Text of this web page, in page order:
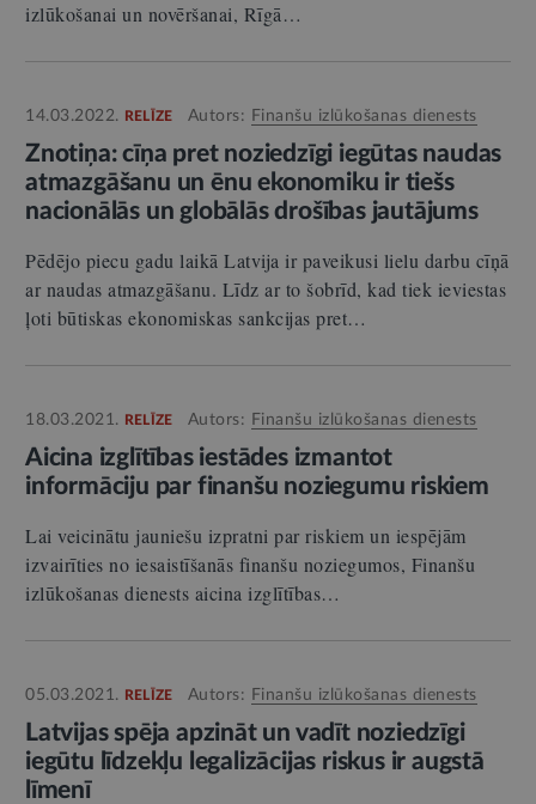
izlūkošanai un novēršanai, Rīgā…
14.03.2022. RELĪZE Autors: Finanšu izlūkošanas dienests
Znotiņa: cīņa pret noziedzīgi iegūtas naudas
atmazgāšanu un ēnu ekonomiku ir tiešs
nacionālās un globālās drošības jautājums
Pēdējo piecu gadu laikā Latvija ir paveikusi lielu darbu cīņā
ar naudas atmazgāšanu. Līdz ar to šobrīd, kad tiek ieviestas
ļoti būtiskas ekonomiskas sankcijas pret…
18.03.2021. RELĪZE Autors: Finanšu izlūkošanas dienests
Aicina izglītības iestādes izmantot
informāciju par finanšu noziegumu riskiem
Lai veicinātu jauniešu izpratni par riskiem un iespējām
izvairīties no iesaistīšanās finanšu noziegumos, Finanšu
izlūkošanas dienests aicina izglītības…
05.03.2021. RELĪZE Autors: Finanšu izlūkošanas dienests
Latvijas spēja apzināt un vadīt noziedzīgi
iegūtu līdzekļu legalizācijas riskus ir augstā
līmenī